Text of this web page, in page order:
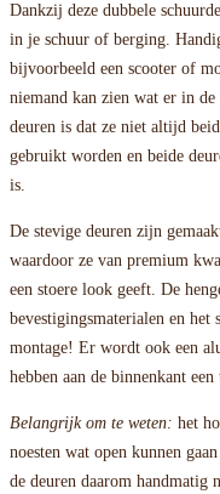
Dankzij deze dubbele
in je schuur of berging.
bijvoorbeeld een scooter of
niemand kan zien wat er in
deuren is dat ze niet altijd
gebruikt worden en beide
is.
De stevige deuren zijn
waardoor ze van premium
een stoere look geeft. De
bevestigingsmaterialen en
montage! Er wordt ook een
hebben aan de binnenkant
Belangrijk om te weten: het
noesten wat open kunnen
de deuren daarom handmatig